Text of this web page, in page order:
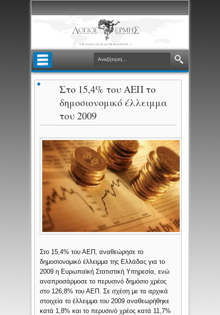
Στο 15,4% του ΑΕΠ το
δημοσιονομικό έλλειμμα
του 2009
Στο 15,4% του ΑΕΠ, αναθεώρησε το
δημοσιονομικό έλλειμμα της Ελλάδας για το
2009 η Ευρωπαϊκή Στατιστική Υπηρεσία, ενώ
αναπροσάρμοσε το περυσινό δημόσιο χρέος
στο 126,8% του ΑΕΠ. Σε σχέση με τα αρχικά
στοιχεία το έλλειμμα του 2009 αναθεωρήθηκε
κατά 1,8% και το περυσινό χρέος κατά 11,7%